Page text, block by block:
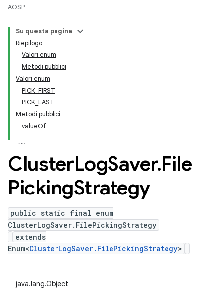
AOSP
Su questa pagina
Riepilogo
Valori enum
Metodi pubblici
Valori enum
PICK_FIRST
PICK_LAST
Metodi pubblici
valueOf
ClusterLogSaver.File
PickingStrategy
public static final enum
ClusterLogSaver.FilePickingStrategy
extends
Enum<ClusterLogSaver.FilePickingStrategy>
java.lang.Object